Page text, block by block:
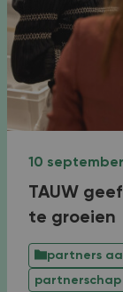
10
TAUW
te groeien
partners
partnerschap